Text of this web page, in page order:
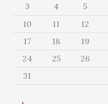
3
4 5
10
11 12
17
18 19
24
25 26
31